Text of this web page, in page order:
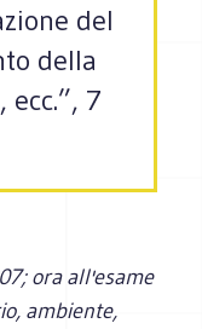
del
della
7
ora all'esame
ambiente,